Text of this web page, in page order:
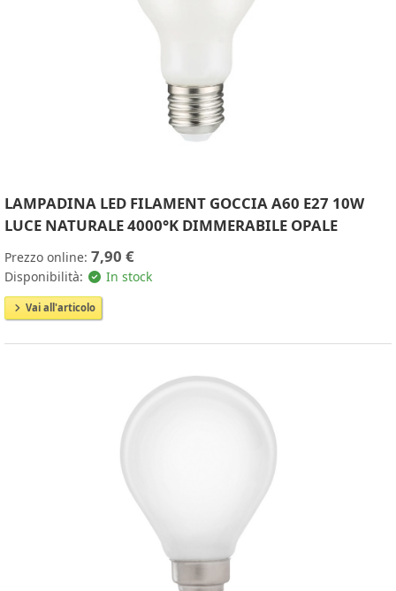
LAMPADINA LED FILAMENT GOCCIA A60 E27 10W
LUCE NATURALE 4000°K DIMMERABILE OPALE
Prezzo online: 7,90 €
Disponibilità: In stock
Vai all'articolo